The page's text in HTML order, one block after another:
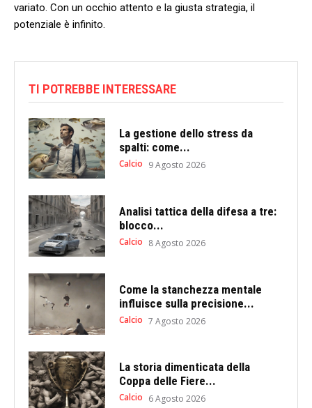
variato. Con un occhio attento e la giusta strategia, il
potenziale è⁣ infinito.
TI POTREBBE INTERESSARE
La gestione dello stress da
spalti: come...
Calcio 9 Agosto 2026
Analisi tattica della difesa a tre:
blocco...
Calcio 8 Agosto 2026
Come la stanchezza mentale
influisce sulla precisione...
Calcio 7 Agosto 2026
La storia dimenticata della
Coppa delle Fiere...
Calcio 6 Agosto 2026